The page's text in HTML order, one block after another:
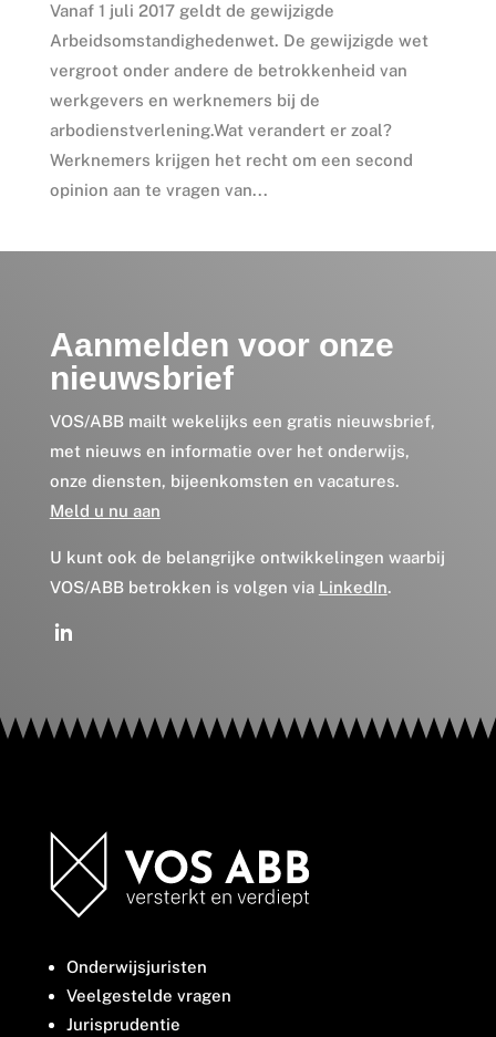
Vanaf 1 juli 2017 geldt de gewijzigde
Arbeidsomstandighedenwet. De gewijzigde wet
vergroot onder andere de betrokkenheid van
werkgevers en werknemers bij de
arbodienstverlening.Wat verandert er zoal?
Werknemers krijgen het recht om een second
opinion aan te vragen van...
Aanmelden voor onze
nieuwsbrief
VOS/ABB mailt wekelijks een gratis nieuwsbrief,
met nieuws en informatie over het onderwijs,
onze diensten, bijeenkomsten en vacatures.
Meld u nu aan
U kunt ook de belangrijke ontwikkelingen waarbij
VOS/ABB betrokken is volgen via LinkedIn.
Onderwijsjuristen
Veelgestelde vragen
Jurisprudentie